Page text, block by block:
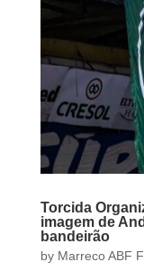
Torcida
imagem de
bandeirão
by Marreco ABF